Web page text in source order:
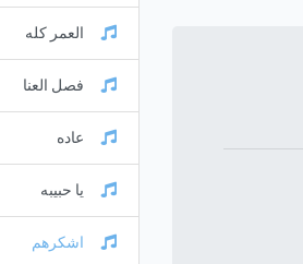
العمر كله
فصل العنا
عاده
يا حبيبه
اشكرهم